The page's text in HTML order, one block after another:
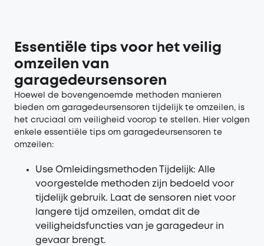
Essentiële tips voor het veilig
omzeilen van
garagedeursensoren
Hoewel de bovengenoemde methoden manieren
bieden om garagedeursensoren tijdelijk te omzeilen, is
het cruciaal om veiligheid voorop te stellen. Hier volgen
enkele essentiële tips om garagedeursensoren te
omzeilen:
Use Omleidingsmethoden Tijdelijk: Alle
voorgestelde methoden zijn bedoeld voor
tijdelijk gebruik. Laat de sensoren niet voor
langere tijd omzeilen, omdat dit de
veiligheidsfuncties van je garagedeur in
gevaar brengt.